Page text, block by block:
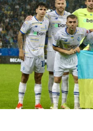
ЧС-2026
ФУТЗАЛ
ІНШІ
БУКМЕКЕРИ